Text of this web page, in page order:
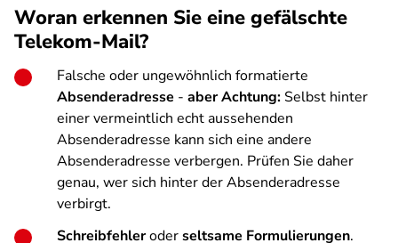
Woran erkennen Sie eine gefälschte
Telekom-Mail?
Falsche oder ungewöhnlich formatierte
Absenderadresse - aber Achtung: Selbst hinter
einer vermeintlich echt aussehenden
Absenderadresse kann sich eine andere
Absenderadresse verbergen. Prüfen Sie daher
genau, wer sich hinter der Absenderadresse
verbirgt.
Schreibfehleroderseltsame Formulierungen.